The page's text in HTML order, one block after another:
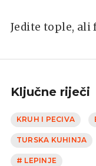
Jedite tople, ali
Ključne riječi
KRUH I PECIVA
TURSKA KUHINJA
# LEPINJE